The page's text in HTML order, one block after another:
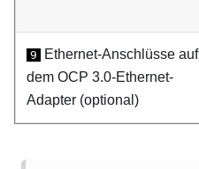
9
Ethernet-Anschlüsse auf
dem OCP 3.0-Ethernet-
Adapter (optional)